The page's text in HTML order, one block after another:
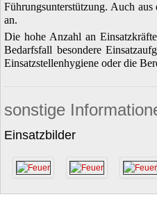
Führungsunterstützung. Auch
an.
Die hohe Anzahl an
Bedarfsfall besondere
Einsatzstellenhygiene oder die
sonstige
Einsatzbilder